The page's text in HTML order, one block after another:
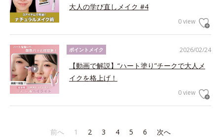
大人の学び直しメイク #4
0 view
2026/02/24
ポイントメイク
【動画で解説】“ハート塗り”チークで大人メ
イクを格上げ！
0 view
前へ 1 2 3 4 5 6 次へ